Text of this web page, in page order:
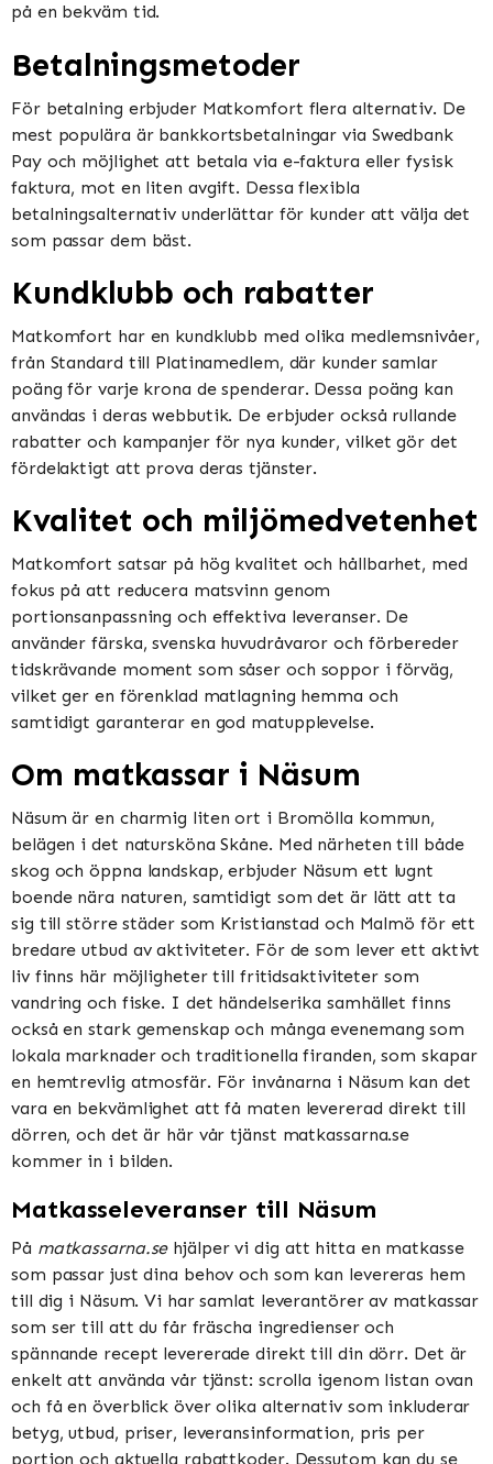
på en bekväm tid​​​​.
Betalningsmetoder
För betalning erbjuder Matkomfort flera alternativ. De
mest populära är bankkortsbetalningar via Swedbank
Pay och möjlighet att betala via e-faktura eller fysisk
faktura, mot en liten avgift. Dessa flexibla
betalningsalternativ underlättar för kunder att välja det
som passar dem bäst​​.
Kundklubb och rabatter
Matkomfort har en kundklubb med olika medlemsnivåer,
från Standard till Platinamedlem, där kunder samlar
poäng för varje krona de spenderar. Dessa poäng kan
användas i deras webbutik. De erbjuder också rullande
rabatter och kampanjer för nya kunder, vilket gör det
fördelaktigt att prova deras tjänster​​.
Kvalitet och miljömedvetenhet
Matkomfort satsar på hög kvalitet och hållbarhet, med
fokus på att reducera matsvinn genom
portionsanpassning och effektiva leveranser. De
använder färska, svenska huvudråvaror och förbereder
tidskrävande moment som såser och soppor i förväg,
vilket ger en förenklad matlagning hemma och
samtidigt garanterar en god matupplevelse​​​​.
Om matkassar i Näsum
Näsum är en charmig liten ort i Bromölla kommun,
belägen i det natursköna Skåne. Med närheten till både
skog och öppna landskap, erbjuder Näsum ett lugnt
boende nära naturen, samtidigt som det är lätt att ta
sig till större städer som Kristianstad och Malmö för ett
bredare utbud av aktiviteter. För de som lever ett aktivt
liv finns här möjligheter till fritidsaktiviteter som
vandring och fiske. I det händelserika samhället finns
också en stark gemenskap och många evenemang som
lokala marknader och traditionella firanden, som skapar
en hemtrevlig atmosfär. För invånarna i Näsum kan det
vara en bekvämlighet att få maten levererad direkt till
dörren, och det är här vår tjänst matkassarna.se
kommer in i bilden.
Matkasseleveranser till Näsum
På matkassarna.sehjälper vi dig att hitta en matkasse
som passar just dina behov och som kan levereras hem
till dig i Näsum. Vi har samlat leverantörer av matkassar
som ser till att du får fräscha ingredienser och
spännande recept levererade direkt till din dörr. Det är
enkelt att använda vår tjänst: scrolla igenom listan ovan
och få en överblick över olika alternativ som inkluderar
betyg, utbud, priser, leveransinformation, pris per
portion och aktuella rabattkoder. Dessutom kan du se